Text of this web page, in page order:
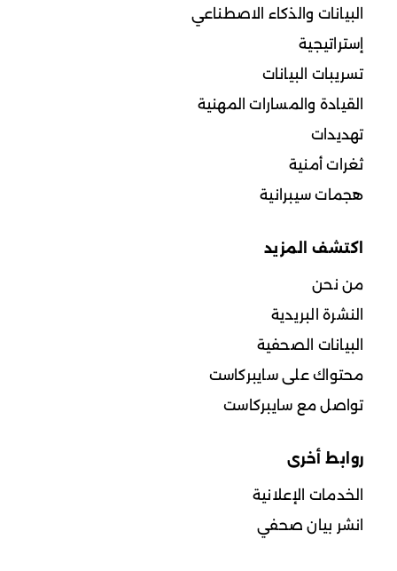
البيانات والذكاء الاصطناعي
إستراتيجية
تسريبات البيانات
القيادة والمسارات المهنية
تهديدات
ثغرات أمنية
هجمات سيبرانية
اكتشف المزيد
من نحن
النشرة البريدية
البيانات الصحفية
محتواك على سايبركاست
تواصل مع سايبركاست
روابط أخرى
الخدمات الإعلانية
انشر بيان صحفي